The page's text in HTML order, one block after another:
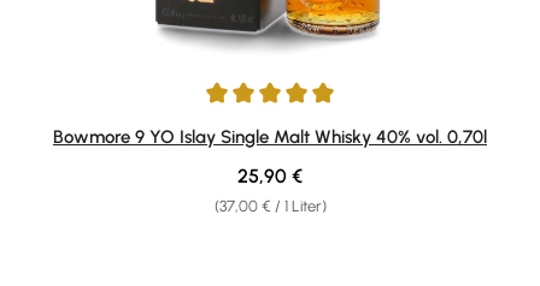
Durchschnittliche Bewertung von 5 von 5 Sternen
Bowmore 9 YO Islay Single Malt Whisky 40% vol. 0,70l
(37,00 € / 1 Liter)
Regulärer Preis:
25,90 €